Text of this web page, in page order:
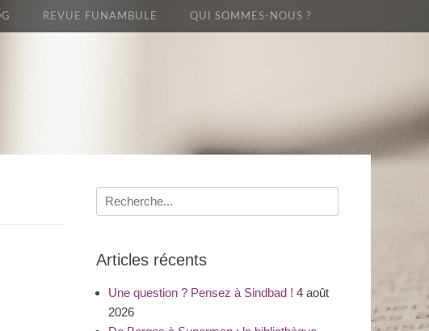
REVUE FUNAMBULE QUI SOMMES-NOUS ?
Recherche
pour
Articles récents
Une question ? Pensez à Sindbad ! 4 août
2026